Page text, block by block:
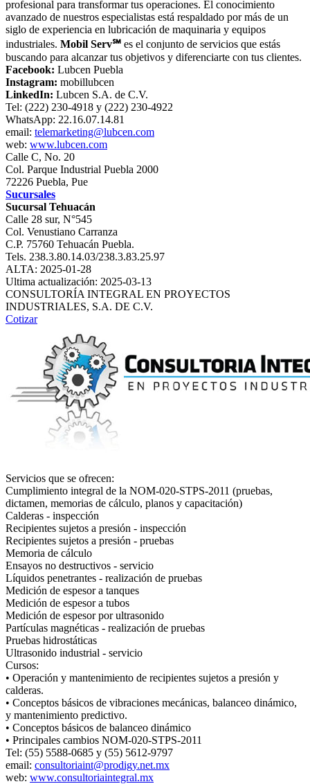
profesional para transformar tus operaciones. El conocimiento
avanzado de nuestros especialistas está respaldado por más de un
siglo de experiencia en lubricación de maquinaria y equipos
industriales. Mobil Serv℠ es el conjunto de servicios que estás
buscando para alcanzar tus objetivos y diferenciarte con tus clientes.
Facebook: Lubcen Puebla
Instagram: mobillubcen
LinkedIn: Lubcen S.A. de C.V.
Tel: (222) 230-4918 y (222) 230-4922
WhatsApp: 22.16.07.14.81
email: telemarketing@lubcen.com
web: www.lubcen.com
Calle C, No. 20
Col. Parque Industrial Puebla 2000
72226 Puebla, Pue
Sucursales
Sucursal Tehuacán
Calle 28 sur, N°545
Col. Venustiano Carranza
C.P. 75760 Tehuacán Puebla.
Tels. 238.3.80.14.03/238.3.83.25.97
ALTA: 2025-01-28
Ultima actualización: 2025-03-13
CONSULTORÍA INTEGRAL EN PROYECTOS
INDUSTRIALES, S.A. DE C.V.
Cotizar
Servicios que se ofrecen:
Cumplimiento integral de la NOM-020-STPS-2011 (pruebas,
dictamen, memorias de cálculo, planos y capacitación)
Calderas - inspección
Recipientes sujetos a presión - inspección
Recipientes sujetos a presión - pruebas
Memoria de cálculo
Ensayos no destructivos - servicio
Líquidos penetrantes - realización de pruebas
Medición de espesor a tanques
Medición de espesor a tubos
Medición de espesor por ultrasonido
Partículas magnéticas - realización de pruebas
Pruebas hidrostáticas
Ultrasonido industrial - servicio
Cursos:
• Operación y mantenimiento de recipientes sujetos a presión y
calderas.
• Conceptos básicos de vibraciones mecánicas, balanceo dinámico,
y mantenimiento predictivo.
• Conceptos básicos de balanceo dinámico
• Principales cambios NOM-020-STPS-2011
Tel: (55) 5588-0685 y (55) 5612-9797
email: consultoriaint@prodigy.net.mx
web: www.consultoriaintegral.mx